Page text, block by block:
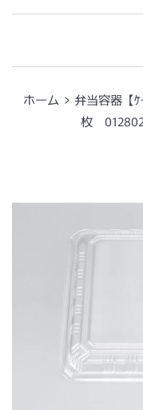
ホーム › 弁当容器【
枚